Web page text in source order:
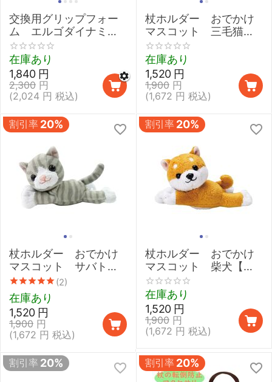
交換用グリップフォー
ム エルゴダイナミッ
ク，エルゴテック
（2）,オプティコンフ
ォート（2）用【FDI,エ
ルゴグリフクラッチ】
在庫あり
2,300 円
1,840 円
(2,024 円 税込)
杖ホルダー おでかけ
マスコット 三毛猫
【杖の転倒防止,ステッ
キホルダー】
在庫あり
1,900 円
1,520 円
(1,672 円 税込)
割引率 20%
杖ホルダー おでかけ
マスコット サバトラ
猫【杖の転倒防止,ステ
ッキホルダー】
(2)
在庫あり
1,900 円
1,520 円
(1,672 円 税込)
割引率 20%
杖ホルダー おでかけ
マスコット 柴犬【杖
の転倒防止,ステッキホ
ルダー】
在庫あり
1,900 円
1,520 円
(1,672 円 税込)
割引率 20% 割引率 20%